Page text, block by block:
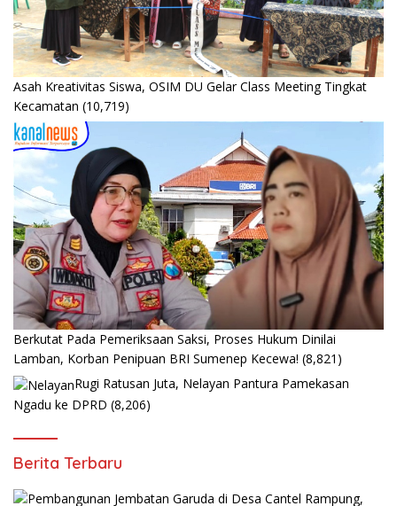
Asah Kreativitas Siswa, OSIM DU Gelar Class Meeting Tingkat
Kecamatan (10,719)
Berkutat Pada Pemeriksaan Saksi, Proses Hukum Dinilai
Lamban, Korban Penipuan BRI Sumenep Kecewa! (8,821)
Rugi Ratusan Juta, Nelayan Pantura Pamekasan
Ngadu ke DPRD (8,206)
Berita Terbaru